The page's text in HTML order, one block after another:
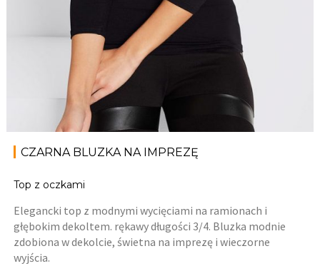
CZARNA BLUZKA NA IMPREZĘ
Top z oczkami
Elegancki top z modnymi wycięciami na ramionach i
głębokim dekoltem. rękawy długości 3/4. Bluzka modnie
zdobiona w dekolcie, świetna na imprezę i wieczorne
wyjścia.